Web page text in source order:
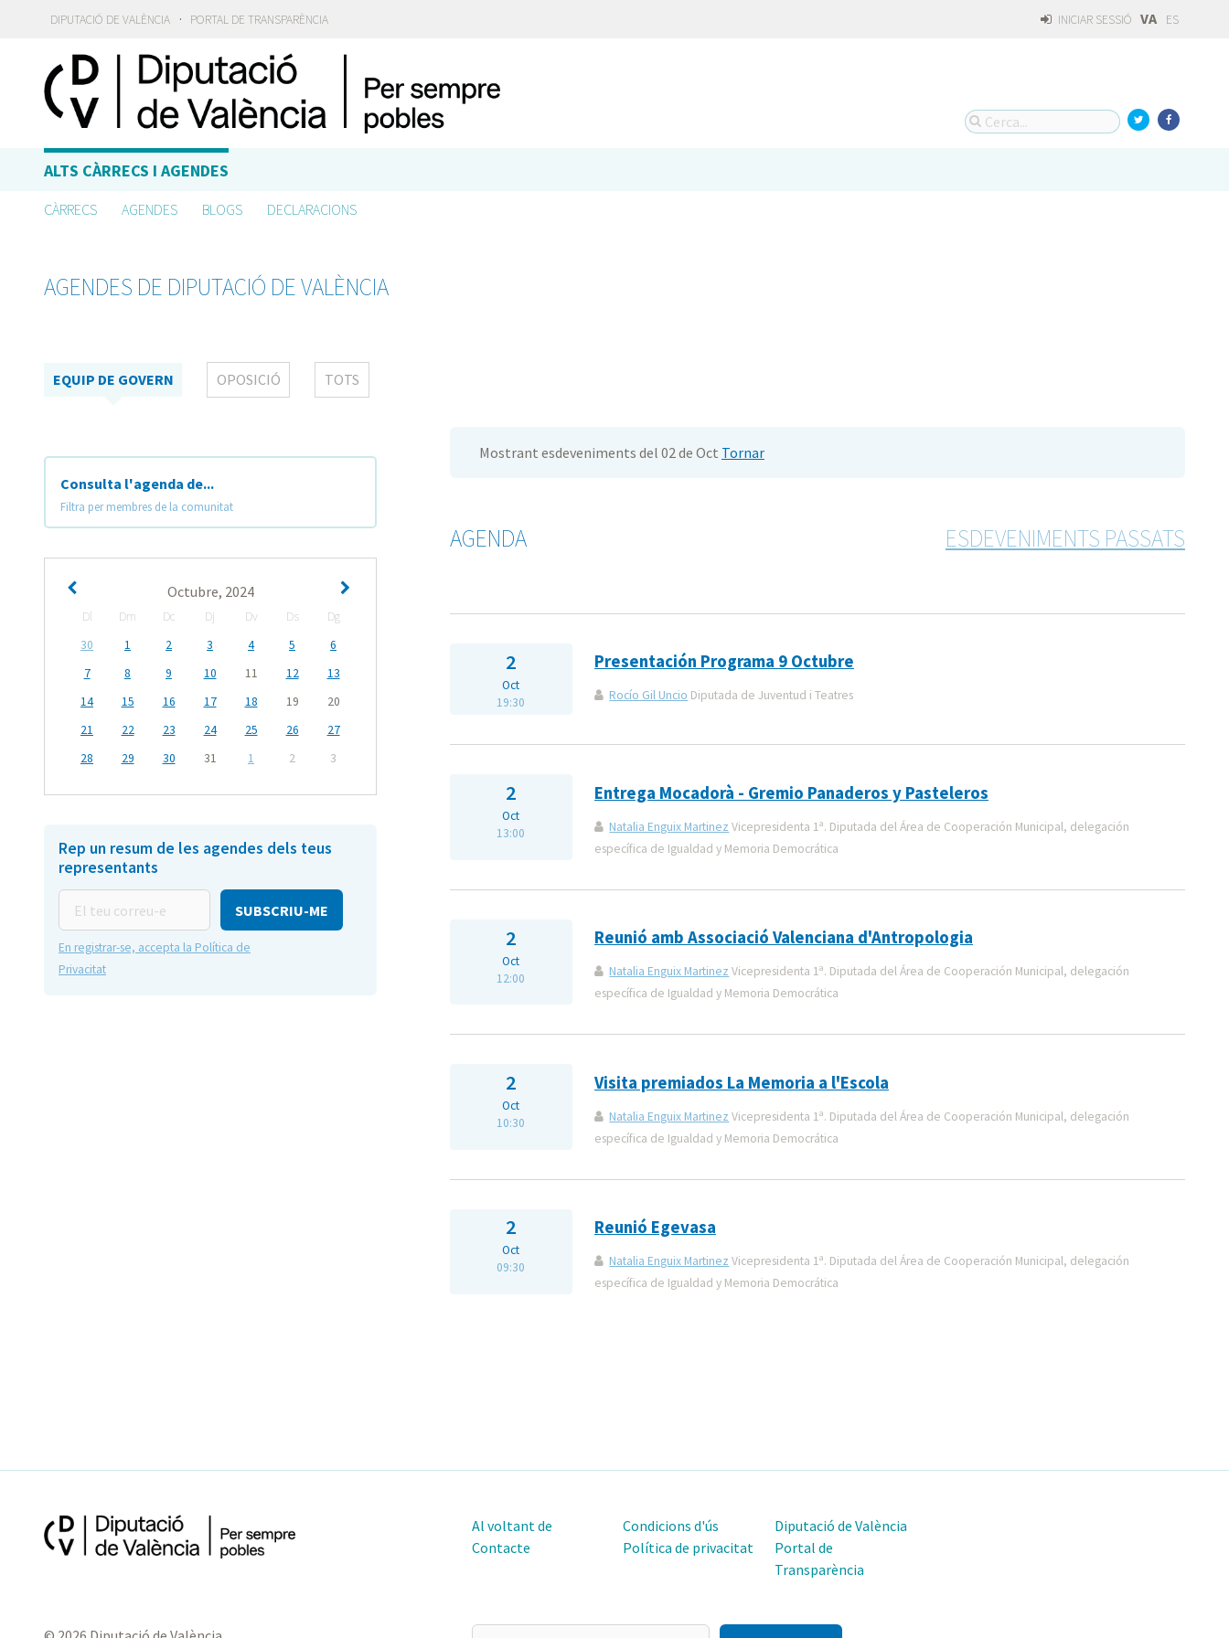
DIPUTACIÓ DE VALÈNCIA · PORTAL DE TRANSPARÈNCIA INICIAR SESSIÓ VA ES
ALTS CÀRRECS I AGENDES
CÀRRECS AGENDES BLOGS DECLARACIONS
AGENDES DE DIPUTACIÓ DE VALÈNCIA
EQUIP DE GOVERN OPOSICIÓ TOTS
Consulta l'agenda de...
Filtra per membres de la comunitat
Octubre, 2024
Dl Dm Dc Dj Dv Ds
Dg
30
1 2 3 4 5
6
7
8 9 10 11 12
13
14
15 16 17 18 19
20
21
22 23 24 25 26
27
28
29 30 31 1 2 3
Rep un resum de les agendes dels teus
representants
teu
correu-
e
En registrar-se, accepta la Política de
Privacitat
Mostrant esdeveniments del 02 de Oct Tornar
AGENDA ESDEVENIMENTS PASSATS
2
Oct
19:30
Presentación Programa 9 Octubre
Rocío Gil Uncio Diputada de Juventud i Teatres
2
Oct
13:00
Entrega Mocadorà - Gremio Panaderos y Pasteleros
Natalia Enguix Martinez Vicepresidenta 1ª. Diputada del Área de Cooperación Municipal, delegación
específica de Igualdad y Memoria Democrática
2
Oct
12:00
Reunió amb Associació Valenciana d'Antropologia
Natalia Enguix Martinez Vicepresidenta 1ª. Diputada del Área de Cooperación Municipal, delegación
específica de Igualdad y Memoria Democrática
2
Oct
10:30
Visita premiados La Memoria a l'Escola
Natalia Enguix Martinez Vicepresidenta 1ª. Diputada del Área de Cooperación Municipal, delegación
específica de Igualdad y Memoria Democrática
2
Oct
09:30
Reunió Egevasa
Natalia Enguix Martinez Vicepresidenta 1ª. Diputada del Área de Cooperación Municipal, delegación
específica de Igualdad y Memoria Democrática
Al voltant de
Contacte
Condicions d'ús
Política de privacitat
Diputació de València
Portal de
Transparència